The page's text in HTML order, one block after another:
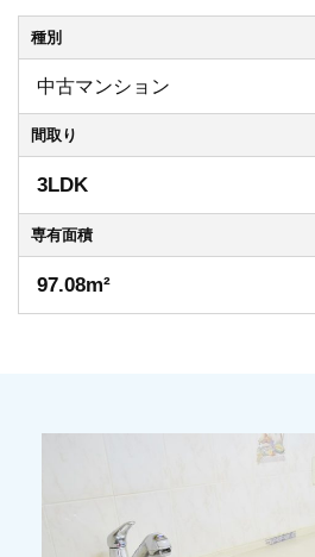
種別
中古マンション
間取り
3LDK
専有面積
97.08m²